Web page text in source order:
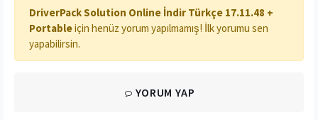
DriverPack Solution Online İndir Türkçe 17.11.48 +
Portableiçin henüz yorum yapılmamış! İlk yorumu sen
yapabilirsin.
YORUM YAP